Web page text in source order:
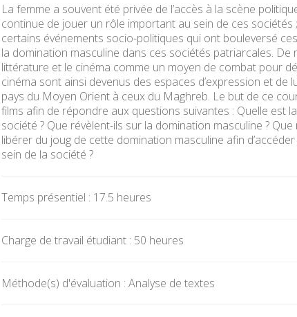
La femme a souvent été privée de l’accès à la scène
continue de jouer un rôle important au sein de ces
certains événements socio-politiques qui ont bouleversé
la domination masculine dans ces sociétés patriarcales.
littérature et le cinéma comme un moyen de combat pour
cinéma sont ainsi devenus des espaces d’expression et
pays du Moyen Orient à ceux du Maghreb. Le but de ce
films afin de répondre aux questions suivantes : Quelle est
société ? Que révèlent-ils sur la domination masculine ?
libérer du joug de cette domination masculine afin
sein de la société ?
Temps présentiel : 17.5 heures
Charge de travail étudiant : 50 heures
Méthode(s) d'évaluation : Analyse de textes